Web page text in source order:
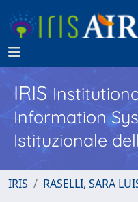
IRIS
Information
Istituzionale
IRIS RASELLI, SARA